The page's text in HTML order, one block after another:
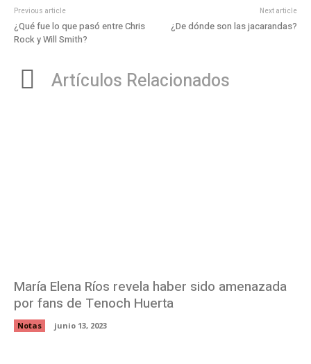
Previous article
¿Qué fue lo que pasó entre Chris
Rock y Will Smith?
Next article
¿De dónde son las jacarandas?
Artículos Relacionados
María Elena Ríos revela haber sido amenazada
por fans de Tenoch Huerta
Notas junio 13, 2023